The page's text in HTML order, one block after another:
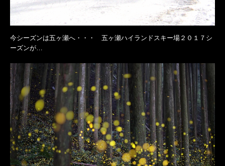
今シーズンは五ヶ瀬へ・・・ 五ヶ瀬ハイランドスキー場２０１７シ
ーズンが…